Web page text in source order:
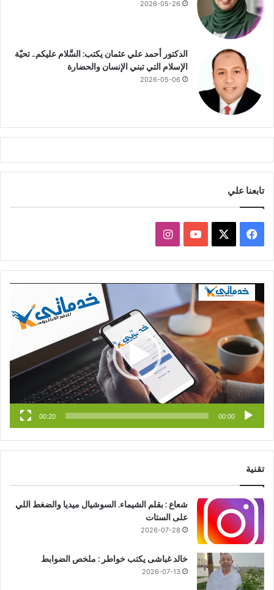
ج
ع
2026-05-26
الدكتور أحمد علي عثمان يكتب: السَّلام عليكم.. تحيّة
الإسلام التي تبني الإنسان والحضارة
2026-05-06
تابعنا علي
ي
س
ب
و
ك
X
Y
o
u
T
u
b
e
ن
س
ت
ق
ر
ا
م
مشغل
الفيديو
00:00
00:20
تقنية
شعاع : بقلم الشيماء. السوشيال ميديا والضغط اللي
على الستات
2026-07-28
خالد غباشى يكتب خواطر : ملخص الضوابط
2026-07-13